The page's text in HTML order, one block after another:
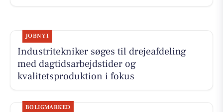
JOBNYT
Industritekniker søges til drejeafdeling
med dagtidsarbejdstider og
kvalitetsproduktion i fokus
BOLIGMARKED